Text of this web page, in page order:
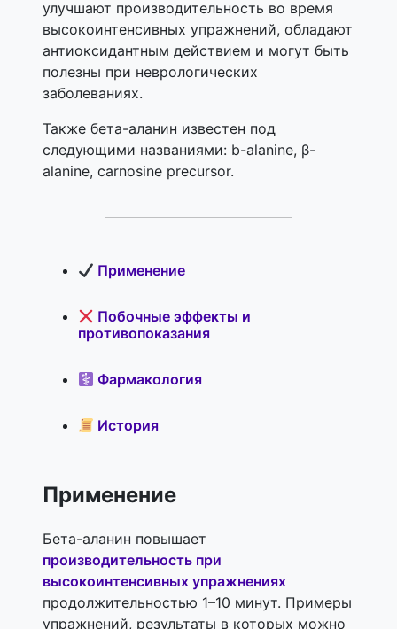
улучшают производительность во время
высокоинтенсивных упражнений, обладают
антиоксидантным действием и могут быть
полезны при неврологических
заболеваниях.
Также бета-аланин известен под
следующими названиями: b-alanine, β-
alanine, carnosine precursor.
Применение
Побочные эффекты и
противопоказания
Фармакология
История
Применение
Бета-аланин повышает
производительность при
высокоинтенсивных упражнениях
продолжительностью 1–10 минут. Примеры
упражнений, результаты в которых можно